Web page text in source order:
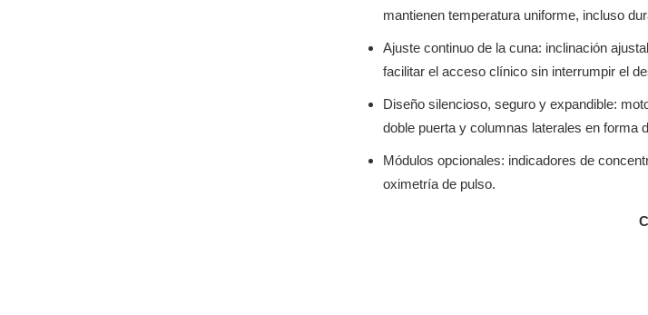
mantienen temperatura uniforme, incluso
Ajuste continuo de la cuna: inclinación
facilitar el acceso clínico sin interrumpir el
Diseño silencioso, seguro y expandible:
doble puerta y columnas laterales en forma
Módulos opcionales: indicadores de
oximetría de pulso.